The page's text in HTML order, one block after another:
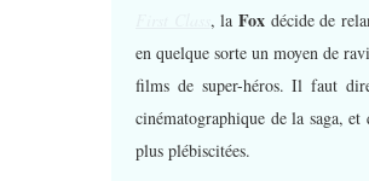
, laFox décide de
en quelque sorte un moyen de
films de super-héros. Il faut
cinématographique de la saga,
plus plébiscitées.